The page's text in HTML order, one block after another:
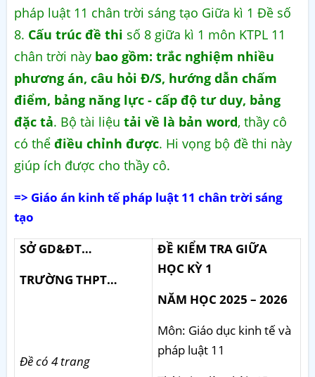
pháp luật 11 chân trời sáng tạo Giữa kì 1 Đề số
8. Cấu trúc đề thi số 8 giữa kì 1 môn KTPL 11
chân trời này bao gồm: trắc nghiệm nhiều
phương án, câu hỏi Đ/S, hướng dẫn chấm
điểm, bảng năng lực - cấp độ tư duy, bảng
đặc tả. Bộ tài liệu tải về là bản word, thầy cô
có thể điều chỉnh được. Hi vọng bộ đề thi này
giúp ích được cho thầy cô.
=> Giáo án kinh tế pháp luật 11 chân trời sáng
tạo
SỞ GD&ĐT…
TRƯỜNG THPT…
Đề có 4 trang
ĐỀ KIỂM TRA GIỮA
HỌC KỲ 1
NĂM HỌC 2025 – 2026
Môn: Giáo dục kinh tế và
pháp luật 11